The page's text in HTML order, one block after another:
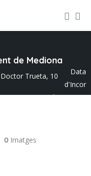
de Mediona
Trueta, 10
Data
d'Incor
poració: ag. 2023
0 Imatges